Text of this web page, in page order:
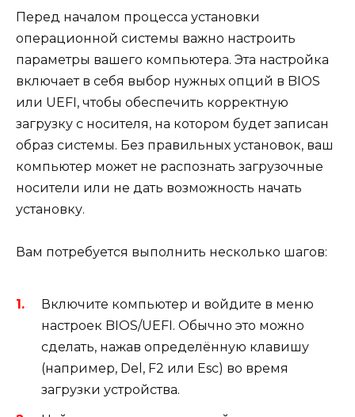
Перед началом процесса установки
операционной системы важно настроить
параметры вашего компьютера. Эта настройка
включает в себя выбор нужных опций в BIOS
или UEFI, чтобы обеспечить корректную
загрузку с носителя, на котором будет записан
образ системы. Без правильных установок, ваш
компьютер может не распознать загрузочные
носители или не дать возможность начать
установку.
Вам потребуется выполнить несколько шагов:
Включите компьютер и войдите в меню
настроек BIOS/UEFI. Обычно это можно
сделать, нажав определённую клавишу
(например, Del, F2 или Esc) во время
загрузки устройства.